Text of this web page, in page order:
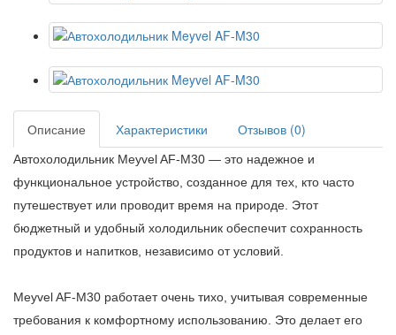
Описание Характеристики Отзывов (0)
Автохолодильник Meyvel AF-M30 — это надежное и
функциональное устройство, созданное для тех, кто часто
путешествует или проводит время на природе. Этот
бюджетный и удобный холодильник обеспечит сохранность
продуктов и напитков, независимо от условий.
Meyvel AF-M30 работает очень тихо, учитывая современные
требования к комфортному использованию. Это делает его